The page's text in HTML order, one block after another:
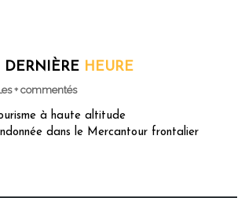
DERNIÈRE HEURE
+ commentés
à haute altitude
dans le Mercantour frontalier